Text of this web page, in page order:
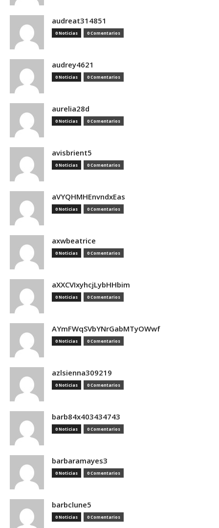
audreat314851
0 Noticias 0 Comentarios
audrey4621
0 Noticias 0 Comentarios
aurelia28d
0 Noticias 0 Comentarios
avisbrient5
0 Noticias 0 Comentarios
aVYQHMHEnvndxEas
0 Noticias 0 Comentarios
axwbeatrice
0 Noticias 0 Comentarios
aXXCVIxyhcjLybHHbim
0 Noticias 0 Comentarios
AYmFWqSVbYNrGabMTyOWwf
0 Noticias 0 Comentarios
azlsienna309219
0 Noticias 0 Comentarios
barb84x403434743
0 Noticias 0 Comentarios
barbaramayes3
0 Noticias 0 Comentarios
barbclune5
0 Noticias 0 Comentarios